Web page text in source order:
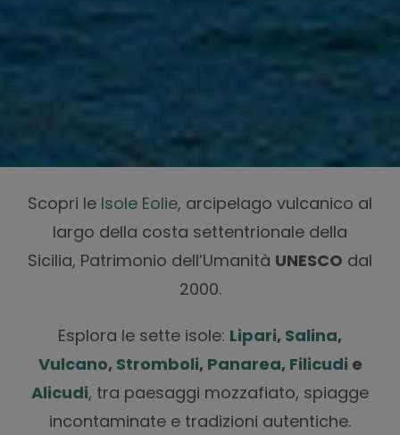
Scopri le Isole Eolie, arcipelago vulcanico al
largo della costa settentrionale della
Sicilia, Patrimonio dell’Umanità UNESCO dal
2000.
Esplora le sette isole: Lipari, Salina,
Vulcano, Stromboli, Panarea, Filicudi e
Alicudi, tra paesaggi mozzafiato, spiagge
incontaminate e tradizioni autentiche.